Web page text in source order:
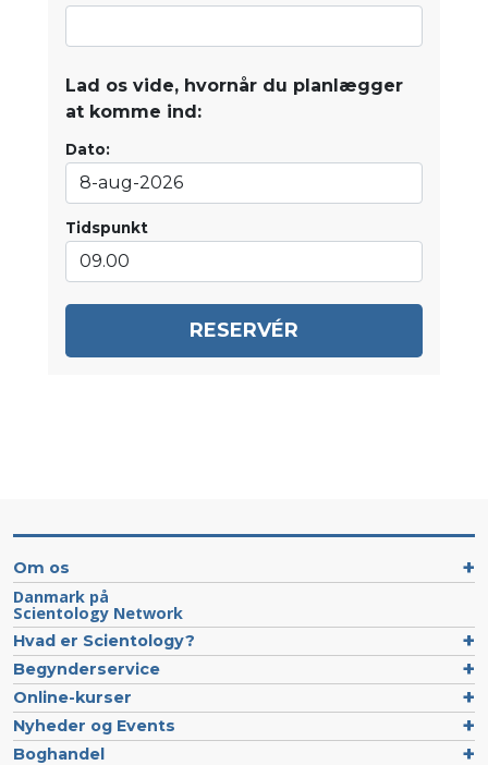
Lad os vide, hvornår du planlægger
at komme ind:
Dato:
Tidspunkt
RESERVÉR
Om os
Danmark på
Scientology Network
Hvad er Scientology?
Begynderservice
Online-kurser
Nyheder og Events
Boghandel